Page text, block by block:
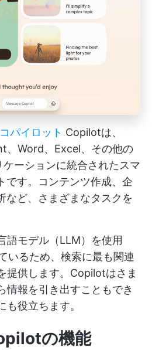
パイロット Copilotは、
Word、Excel、その他の
ーションに統合されたスマ
です。コンテンツ作成、企
など、さまざまなタスクを
語モデル（LLM）を使用
いるため、検索に最も関連
提供します。Copilotはさま
情報を引き出すこともでき
も役立ちます。
の機能